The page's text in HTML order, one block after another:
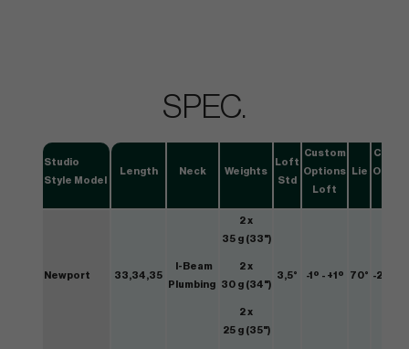
SPEC.
Studio
Style Model
Length Neck Weights
Loft
Std
Custom
Options
Loft
Lie
Newport 33,34,35
I-Beam
Plumbing
2 x
35 g (33")
2 x
30 g (34")
2 x
25 g (35")
3,5° -1º - +1º 70° -2º -